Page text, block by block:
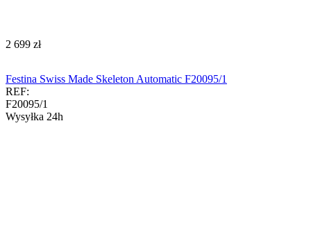
‍2 699‍ zł
Festina Swiss Made Skeleton Automatic F20095/1
REF:
F20095/1
Wysyłka 24h